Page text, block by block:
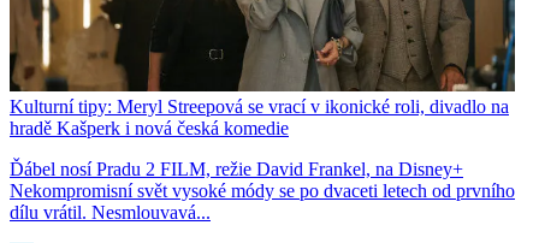
Kulturní tipy: Meryl Streepová se vrací v ikonické roli, divadlo na
hradě Kašperk i nová česká komedie
Ďábel nosí Pradu 2 FILM, režie David Frankel, na Disney+
Nekompromisní svět vysoké módy se po dvaceti letech od prvního
dílu vrátil. Nesmlouvavá...